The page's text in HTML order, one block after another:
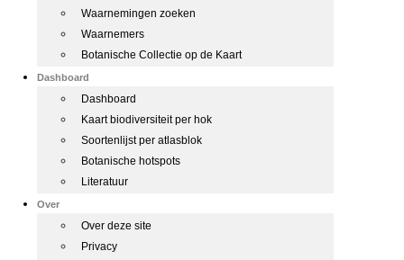
Waarnemingen zoeken
Waarnemers
Botanische Collectie op de Kaart
Dashboard
Dashboard
Kaart biodiversiteit per hok
Soortenlijst per atlasblok
Botanische hotspots
Literatuur
Over
Over deze site
Privacy